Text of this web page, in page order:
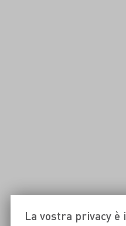
La vostra privacy